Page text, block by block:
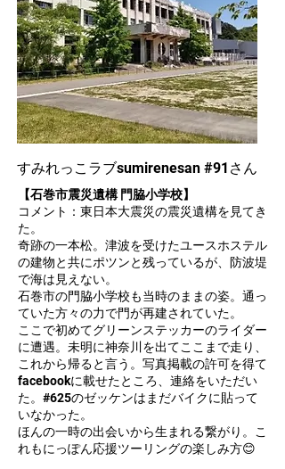
すみれっこラブsumirenesan #91さん
【石巻市震災遺構 門脇小学校】
コメント：東日本大震災の震災遺構を見てき
た。
奇跡の一本松。津波を受けたユースホステル
の建物と共にポツンと残っているが、防波堤
で海は見えない。
石巻市の門脇小学校も当時のままの姿。通っ
ていた方々の力で門が再建されていた。
ここで初めてグリーンステッカーのライダー
に遭遇。未明に神奈川を出てここまで走り、
これから帰ると言う。写真掲載の許可を得て
facebookに載せたところ、連絡をいただい
た。#625のゼッケンはまだバイクに貼って
いなかった。
ほんの一時の出会いから生まれる繋がり。こ
れもにっぽん応援ツーリングの楽しみ方😊